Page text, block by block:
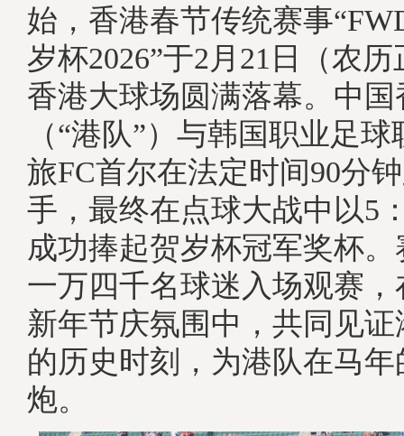
始，香港春节传统赛事
岁杯2026”于2月21日（农
香港大球场圆满落幕。中
（“港队”）与韩国职业足
旅FC首尔在法定时间90分
手，最终在点球大战中以5
成功捧起贺岁杯冠军奖杯
一万四千名球迷入场观赛
新年节庆氛围中，共同见
的历史时刻，为港队在马
炮。